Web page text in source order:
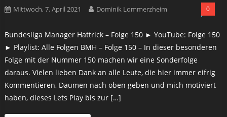
Mittwoch, 7. April 2021 Dominik Lommerzheim 0
Bundesliga Manager Hattrick – Folge 150 ► YouTube: Folge 150
► Playlist: Alle Folgen BMH – Folge 150 – In dieser besonderen
Folge mit der Nummer 150 machen wir eine Sonderfolge
daraus. Vielen lieben Dank an alle Leute, die hier immer eifrig
Kommentieren, Daumen nach oben geben und mich motiviert
haben, dieses Lets Play bis zur […]